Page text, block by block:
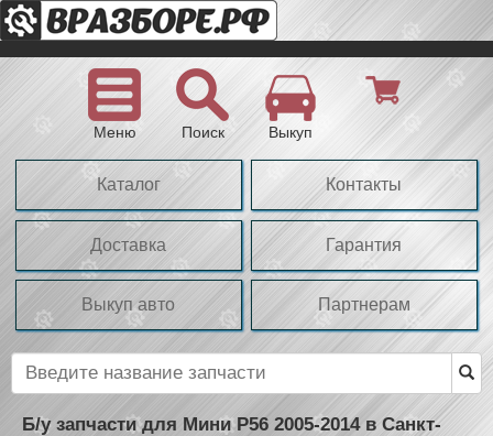
Меню Поиск Выкуп
Каталог Контакты
Доставка Гарантия
Выкуп авто Партнерам
Б/у запчасти для Мини Р56 2005-2014 в Санкт-